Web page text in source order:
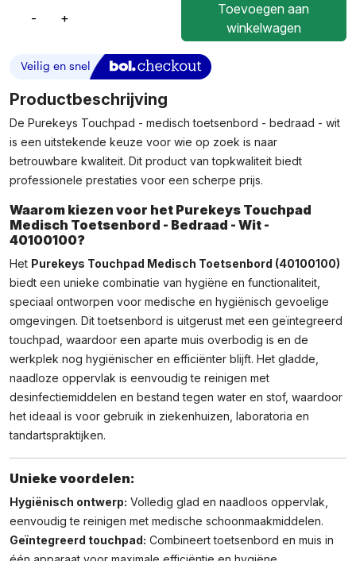
-
Purekeys
-
Medisch
Toetsenbord
-
Bedraad
-
Wit
Aantal
+
Toevoegen aan
winkelwagen
Productbeschrijving
De Purekeys Touchpad - medisch toetsenbord - bedraad - wit
is een uitstekende keuze voor wie op zoek is naar
betrouwbare kwaliteit. Dit product van topkwaliteit biedt
professionele prestaties voor een scherpe prijs.
Waarom kiezen voor het Purekeys Touchpad
Medisch Toetsenbord - Bedraad - Wit -
40100100?
Het Purekeys Touchpad Medisch Toetsenbord (40100100)
biedt een unieke combinatie van hygiëne en functionaliteit,
speciaal ontworpen voor medische en hygiënisch gevoelige
omgevingen. Dit toetsenbord is uitgerust met een geïntegreerd
touchpad, waardoor een aparte muis overbodig is en de
werkplek nog hygiënischer en efficiënter blijft. Het gladde,
naadloze oppervlak is eenvoudig te reinigen met
desinfectiemiddelen en bestand tegen water en stof, waardoor
het ideaal is voor gebruik in ziekenhuizen, laboratoria en
tandartspraktijken.
Unieke voordelen:
Hygiënisch ontwerp: Volledig glad en naadloos oppervlak,
eenvoudig te reinigen met medische schoonmaakmiddelen.
Geïntegreerd touchpad: Combineert toetsenbord en muis in